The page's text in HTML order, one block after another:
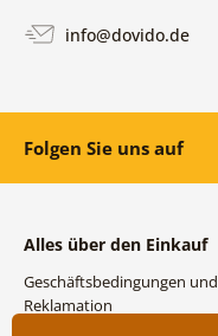
info@dovido.de
Folgen Sie uns auf
Alles über den Einkauf
Geschäftsbedingungen und
Reklamation